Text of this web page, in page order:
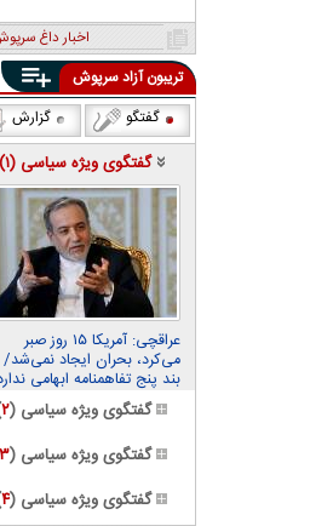
اخبار داغ
تریبون آزاد سرپوش
گفتگو
گزارش
گفتگوی ویژه سیاسی (۱)
عراقچی: آمریکا ۱۵ روز صبر
می‌کرد، بحران ایجاد نمی‌شد/
بند پنج تفاهمنامه ابهامی
گفتگوی ویژه سیاسی (۲
گفتگوی ویژه سیاسی (
گفتگوی ویژه سیاسی (۴